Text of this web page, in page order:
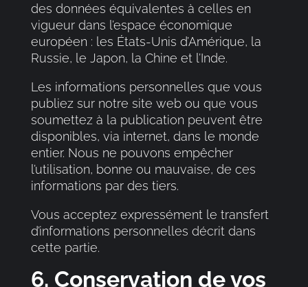
des données équivalentes à celles en
vigueur dans l’espace économique
européen : les États-Unis d’Amérique, la
Russie, le Japon, la Chine et l’Inde.
Les informations personnelles que vous
publiez sur notre site web ou que vous
soumettez à la publication peuvent être
disponibles, via internet, dans le monde
entier. Nous ne pouvons empêcher
l’utilisation, bonne ou mauvaise, de ces
informations par des tiers.
Vous acceptez expressément le transfert
d’informations personnelles décrit dans
cette partie.
6. Conservation de vos